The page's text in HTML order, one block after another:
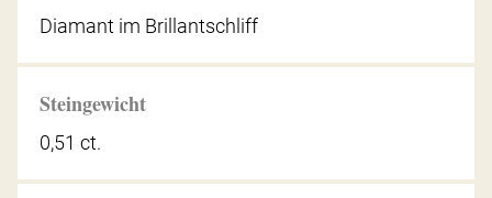
Diamant im Brillantschliff
Steingewicht
0,51 ct.